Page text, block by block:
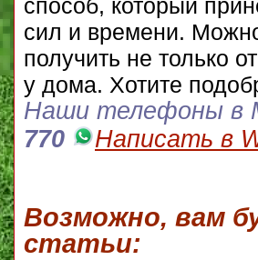
способ, который
сил и времени.
получить не только
у дома. Хотите
Наши телефоны в
770
Написать в
Возможно, вам
статьи: